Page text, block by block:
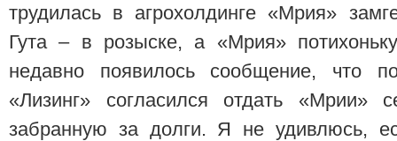
трудилась в агрохолдинге «Мрия»
Гута – в розыске, а «Мрия»
недавно появилось сообщение, что
«Лизинг» согласился отдать «Мрии»
забранную за долги. Я не удивлюсь,